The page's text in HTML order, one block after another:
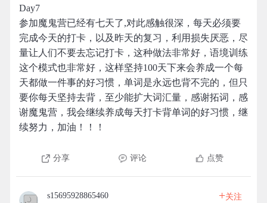
Day7
参加魔鬼营已经有七天了,对此感触很深，每天必须要
完成今天的打卡，以及昨天的复习，利用损失厌恶，尽
量让人们不要去忘记打卡，这种做法非常好，语境训练
这个模式也非常好，这样坚持100天下来会养成一个每
天都做一件事的好习惯，单词是永远也背不完的，但只
要你每天坚持去背，至少能扩大词汇量，感谢拓词，感
谢魔鬼营，我会继续养成每天打卡背单词的好习惯，继
续努力，加油！！！
分享 评论 点赞
s15695928865460 +关注